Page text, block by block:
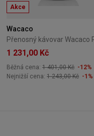
Akce
Wacaco
1 231,00 Kč
Běžná cena: 1 401,00 Kč -12%
Nejnižší cena: 1 243,00 Kč -1%